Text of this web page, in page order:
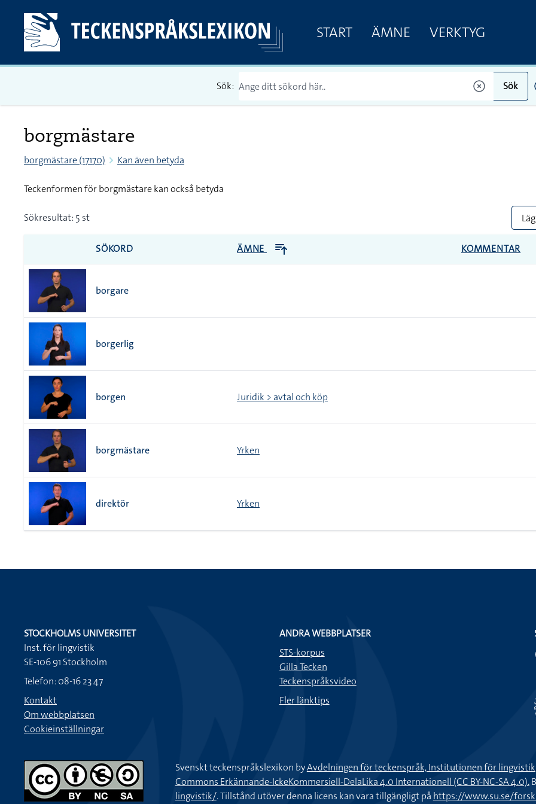
START ÄMNE VERKTYG
Sök: Sök
borgmästare
borgmästare (17170) Kan även betyda
Teckenformen för borgmästare kan också betyda
Sökresultat: 5 st
SÖKORD ÄMNE KOMMENTAR
borgare
borgerlig
borgen Juridik > avtal och köp
borgmästare Yrken
direktör Yrken
STOCKHOLMS UNIVERSITET
Inst. för lingvistik
SE-106 91 Stockholm
Telefon: 08-16 23 47
Kontakt
Om webbplatsen
Cookieinställningar
ANDRA WEBBPLATSER
STS-korpus
Gilla Tecken
Teckenspråksvideo
Fler länktips
Svenskt teckenspråkslexikon byAvdelningen för teckenspråk, Institutionen för
Commons Erkännande-IckeKommersiell-DelaLika 4.0 Internationell (CC BY-NC-SA 4.0).
lingvistik/. Tillstånd utöver denna licens kan vara tillgängligt på https://www.su.se/